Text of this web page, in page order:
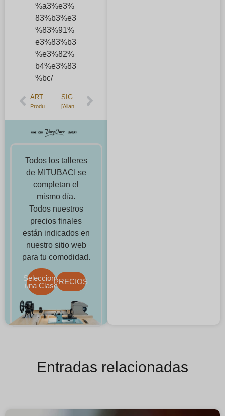
%a3%e3%
83%b3%e3
%83%91%
e3%83%b3
%e3%82%
b4%e3%83
%bc/
Todos los talleres
de MITUBACI se
completan el
mismo día.
Todos nuestros
precios finales
están indicados en
nuestro sitio web
para tu comodidad.
Selecciona
una ClasePRECIOS
Entradas relacionadas